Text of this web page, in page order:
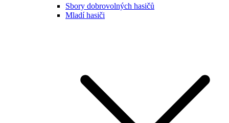
Sbory dobrovolných hasičů
Mladí hasiči